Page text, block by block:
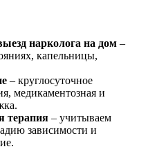
нарколога на дом –
капельницы,
– круглосуточное
медикаментозная и
терапия – учитываем
зависимости и